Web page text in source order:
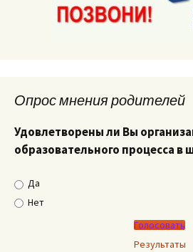
Опрос мнения родителей
Удовлетворены ли Вы
образовательного процесса в
Да
Нет
Результаты